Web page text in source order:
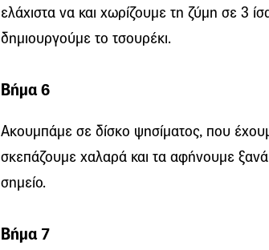
ελάχιστα να και χωρίζουμε τη ζύμη σε 3
δημιουργούμε το τσουρέκι.
Βήμα 6
Ακουμπάμε σε δίσκο ψησίματος, που
σκεπάζουμε χαλαρά και τα αφήνουμε
σημείο.
Βήμα 7